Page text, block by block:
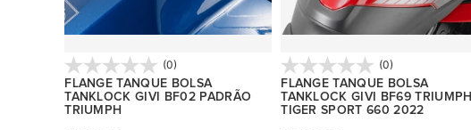
(0)
FLANGE TANQUE BOLSA
TANKLOCK GIVI BF02 PADRÃO
TRIUMPH
(0)
FLANGE TANQUE BOLSA
TANKLOCK GIVI BF69 TRIUMPH
TIGER SPORT 660 2022